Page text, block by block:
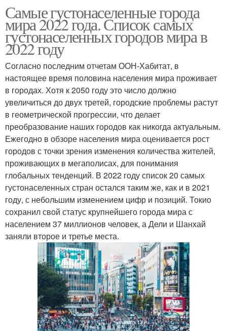
Самые густонаселенные города
мира 2022 года. Список самых
густонаселенных городов мира в
2022 году
Согласно последним отчетам ООН-Хабитат, в
настоящее время половина населения мира проживает
в городах. Хотя к 2050 году это число должно
увеличиться до двух третей, городские проблемы растут
в геометрической прогрессии, что делает
преобразование наших городов как никогда актуальным.
Ежегодно в обзоре населения мира оценивается рост
городов с точки зрения изменения количества жителей,
проживающих в мегаполисах, для понимания
глобальных тенденций. В 2022 году список 20 самых
густонаселенных стран остался таким же, как и в 2021
году, с небольшим изменением цифр и позиций. Токио
сохранил свой статус крупнейшего города мира с
населением 37 миллионов человек, а Дели и Шанхай
заняли второе и третье места.